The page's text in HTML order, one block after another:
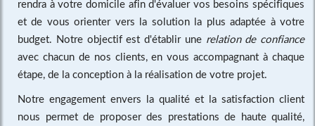
rendra à votre domicile afin d'évaluer vos besoins spécifiques
et de vous orienter vers la solution la plus adaptée à votre
budget. Notre objectif est d'établir une relation de confiance
avec chacun de nos clients, en vous accompagnant à chaque
étape, de la conception à la réalisation de votre projet.
Notre engagement envers la qualité et la satisfaction client
nous permet de proposer des prestations de haute qualité,